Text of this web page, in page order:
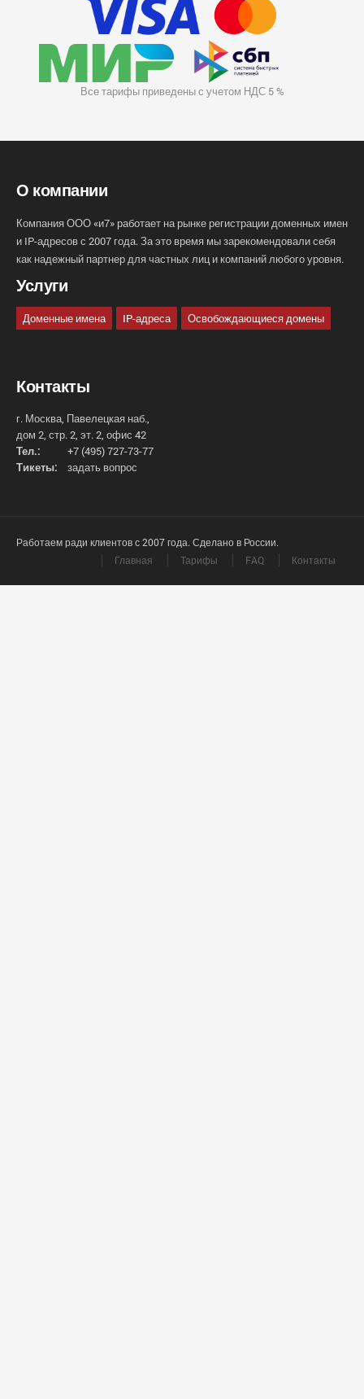
Все тарифы приведены с учетом НДС 5 %
О компании
Компания ООО «и7» работает на рынке регистрации доменных имен
и IP-адресов с 2007 года. За это время мы зарекомендовали себя
как надежный партнер для частных лиц и компаний любого уровня.
Услуги
Доменные имена IP-адреса Освобождающиеся домены
Контакты
г. Москва, Павелецкая наб.,
дом 2, стр. 2, эт. 2, офис 42
Тел.:
+7 (495) 727-73-77
Тикеты:
задать вопрос
Работаем ради клиентов с 2007 года. Сделано в России.
Главная
Тарифы FAQ Контакты